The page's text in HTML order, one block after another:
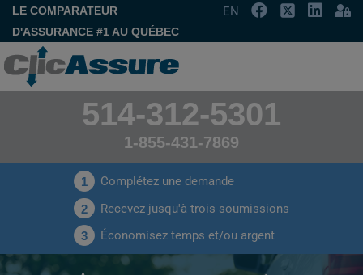
LE COMPARATEUR
D'ASSURANCE #1 AU QUÉBEC
EN
514-312-5301
1-855-431-7869
1 Complétez une demande
2 Recevez jusqu'à trois soumissions
3 Économisez temps et/ou argent